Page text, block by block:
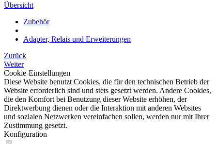
Übersicht
Zubehör
Adapter, Relais und Erweiterungen
Zurück
Weiter
Cookie-Einstellungen
Diese Website benutzt Cookies, die für den technischen Betrieb der
Website erforderlich sind und stets gesetzt werden. Andere Cookies,
die den Komfort bei Benutzung dieser Website erhöhen, der
Direktwerbung dienen oder die Interaktion mit anderen Websites
und sozialen Netzwerken vereinfachen sollen, werden nur mit Ihrer
Zustimmung gesetzt.
Konfiguration